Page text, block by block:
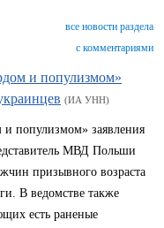
все новости раздела
с комментариями
и популизмом»
(ИА УНН)
популизмом» заявления
МВД Польши
призывного возраста
В ведомстве также
есть раненые